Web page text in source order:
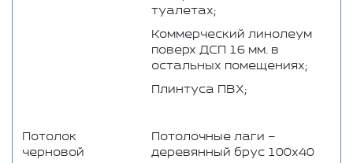
туалетах;
Коммерческий линолеум
поверх ДСП 16 мм. в
остальных помещениях;
Плинтуса ПВХ;
Потолок
черновой
Потолочные лаги –
деревянный брус 100x40